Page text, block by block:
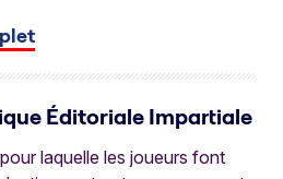
Éditoriale Impartiale
laquelle les joueurs font